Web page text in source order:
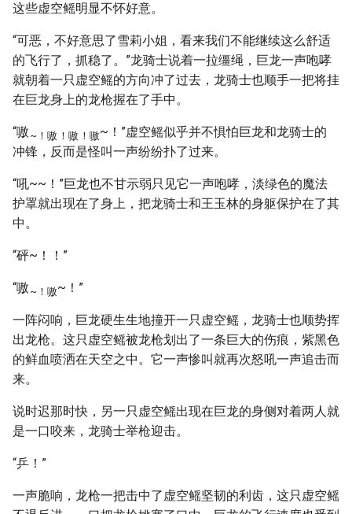
这些虚空鳐明显不怀好意。
“可恶，不好意思了雪莉小姐，看来我们不能继续这么舒适
的飞行了，抓稳了。”龙骑士说着一拉缰绳，巨龙一声咆哮
就朝着一只虚空鳐的方向冲了过去，龙骑士也顺手一把将挂
在巨龙身上的龙枪握在了手中。
“嗷 ~！嗷 ！嗷 ！嗷~！”虚空鳐似乎并不惧怕巨龙和龙骑士的
冲锋，反而是怪叫一声纷纷扑了过来。
“吼~~！”巨龙也不甘示弱只见它一声咆哮，淡绿色的魔法
护罩就出现在了身上，把龙骑士和王玉林的身躯保护在了其
中。
“砰~！！”
“嗷 ~！嗷~！”
一阵闷响，巨龙硬生生地撞开一只虚空鳐，龙骑士也顺势挥
出龙枪。这只虚空鳐被龙枪划出了一条巨大的伤痕，紫黑色
的鲜血喷洒在天空之中。它一声惨叫就再次怒吼一声追击而
来。
说时迟那时快，另一只虚空鳐出现在巨龙的身侧对着两人就
是一口咬来，龙骑士举枪迎击。
“乒！”
一声脆响，龙枪一把击中了虚空鳐坚韧的利齿，这只虚空鳐